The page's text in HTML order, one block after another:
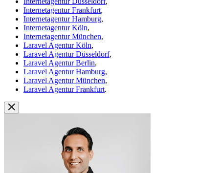
Internetagentur Frankfurt,
Internetagentur Hamburg,
Internetagentur Köln,
Internetagentur München,
Laravel Agentur Köln,
Laravel Agentur Düsseldorf,
Laravel Agentur Berlin,
Laravel Agentur Hamburg,
Laravel Agentur München,
Laravel Agentur Frankfurt.